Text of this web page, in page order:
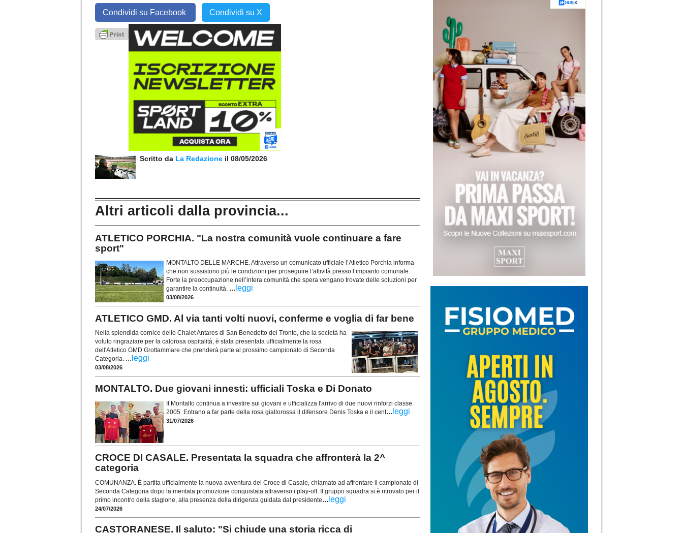
Condividi su Facebook Condividi su X
Scritto da La Redazione il 08/05/2026
Altri articoli dalla provincia...
ATLETICO PORCHIA. "La nostra comunità vuole continuare a fare
sport"
MONTALTO DELLE MARCHE. Attraverso un comunicato ufficiale l’Atletico Porchia informa
che non sussistono più le condizioni per proseguire l’attività presso l’impianto comunale.
Forte la preoccupazione nell’intera comunità che spera vengano trovate delle soluzioni per
garantire la continuità. ... leggi
03/08/2026
ATLETICO GMD. Al via tanti volti nuovi, conferme e voglia di far bene
Nella splendida cornice dello Chalet Antares di San Benedetto del Tronto, che la società ha
voluto ringraziare per la calorosa ospitalità, è stata presentata ufficialmente la rosa
dell'Atletico GMD Grottammare che prenderà parte al prossimo campionato di Seconda
Categoria. ... leggi
03/08/2026
MONTALTO. Due giovani innesti: ufficiali Toska e Di Donato
Il Montalto continua a investire sui giovani e ufficializza l'arrivo di due nuovi rinforzi classe
2005. Entrano a far parte della rosa giallorossa il difensore Denis Toska e il cent... leggi
31/07/2026
CROCE DI CASALE. Presentata la squadra che affronterà la 2^
categoria
COMUNANZA. È partita ufficialmente la nuova avventura del Croce di Casale, chiamato ad affrontare il campionato di
Seconda Categoria dopo la meritata promozione conquistata attraverso i play-off. Il gruppo squadra si è ritrovato per il
primo incontro della stagione, alla presenza della dirigenza guidata dal presidente... leggi
24/07/2026
CASTORANESE. Il saluto: "Si chiude una storia ricca di